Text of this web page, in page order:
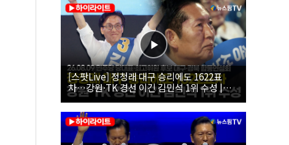
[스팟Live] 정청래 대구 승리에도 1622표
차…강원·TK 경선 이긴 김민석 1위 수성 |
26.08.09 더불어민주당 당대표·최고위원 후
보 대구·경북 합동연설회